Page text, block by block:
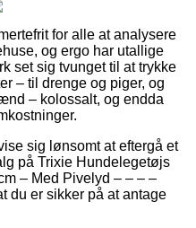
for alle at analysere
og ergo har utallige
set sig tvunget til at trykke
– til drenge og piger, og
– kolossalt, og endda
sig lønsomt at eftergå et
på Trixie Hundelegetøjs
– Med Pivelyd – – – –
du er sikker på at antage